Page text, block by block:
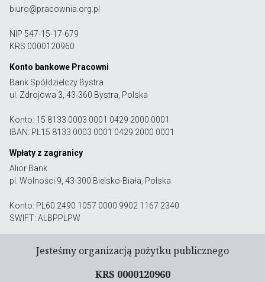
biuro@pracownia.org.pl
NIP 547-15-17-679
KRS 0000120960
Konto bankowe Pracowni
Bank Spółdzielczy Bystra
ul. Zdrojowa 3, 43-360 Bystra, Polska
Konto: 15 8133 0003 0001 0429 2000 0001
IBAN: PL15 8133 0003 0001 0429 2000 0001
Wpłaty z zagranicy
Alior Bank
pl. Wolności 9, 43-300 Bielsko-Biała, Polska
Konto: PL60 2490 1057 0000 9902 1167 2340
SWIFT: ALBPPLPW
Jesteśmy organizacją pożytku publicznego
KRS 0000120960